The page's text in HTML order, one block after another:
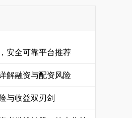
安全可靠平台推荐
解融资与配资风险
与收益双刃剑